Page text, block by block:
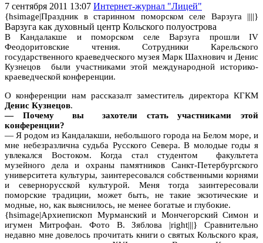
7 сентября 2011 13:07 Интернет-журнал "Лицей"
{hsimage|Праздник в старинном поморском селе Варзуга ||||}
Варзуга как духовный центр Кольского полуострова
В Кандалакше и поморском селе Варзуга прошли IV
Феодоритовские чтения. Сотрудники Карельского
государственного краеведческого музея Марк Шахнович и Денис
Кузнецов были участниками этой международной историко-
краеведческой конференции.
О конференции нам рассказалт заместитель директора КГКМ
Денис Кузнецов.
— Почему вы захотели стать участниками этой
конференции?
— Я родом из Кандалакши, небольшого города на Белом море, и
мне небезразлична судьба Русского Севера. В молодые годы я
увлекался Востоком. Когда стал студентом факультета
музейного дела и охраны памятников Санкт-Петербургского
университета культуры, заинтересовался собственными корнями
и севернорусской культурой. Меня тогда заинтересовали
поморские традиции, может быть, не такие экзотические и
модные, но, как выяснилось, не менее богатые и глубокие.
{hsimage|Архиепископ Мурманский и Мончегорский Симон и
игумен Митрофан. Фото В. Зяблова |right|||} Сравнительно
недавно мне довелось прочитать книги о святых Кольского края,